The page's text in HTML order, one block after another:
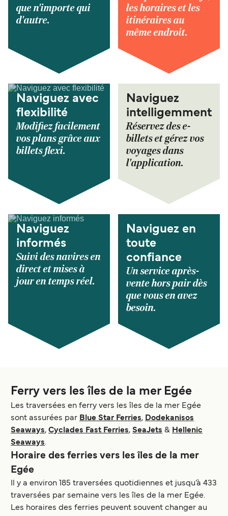
que n'importe qui
d'autre.
les horaires et les
itinéraires au
même endroit.
Naviguez avec
flexibilité
Modifiez facilement
vos plans grâce aux
billets flexi.
Naviguez
intelligemment
Réservez des e-
billets et gérez vos
voyages dans
l'application.
Naviguez
informés
Suivi des navires en
direct et mises à
jour en temps réel.
Naviguez en
toute
confiance
Un service après-
vente hors pair dès
que vous en avez
besoin.
Ferry vers les îles de la mer Egée
Les traversées en ferry vers les îles de la mer Egée
sont assurées par Blue Star Ferries, Dodekanisos
Seaways, Cyclades Fast Ferries, SeaJets & Hellenic
Seaways.
Horaire des ferries vers les îles de la mer
Egée
Il y a environ 185 traversées quotidiennes et jusqu’à 433
traversées par semaine vers les îles de la mer Egée.
Les horaires des ferries peuvent souvent changer au